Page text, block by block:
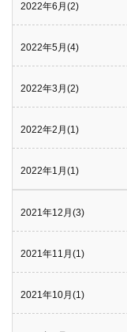
2022年6月(2)
2022年5月(4)
2022年3月(2)
2022年2月(1)
2022年1月(1)
2021年12月(3)
2021年11月(1)
2021年10月(1)